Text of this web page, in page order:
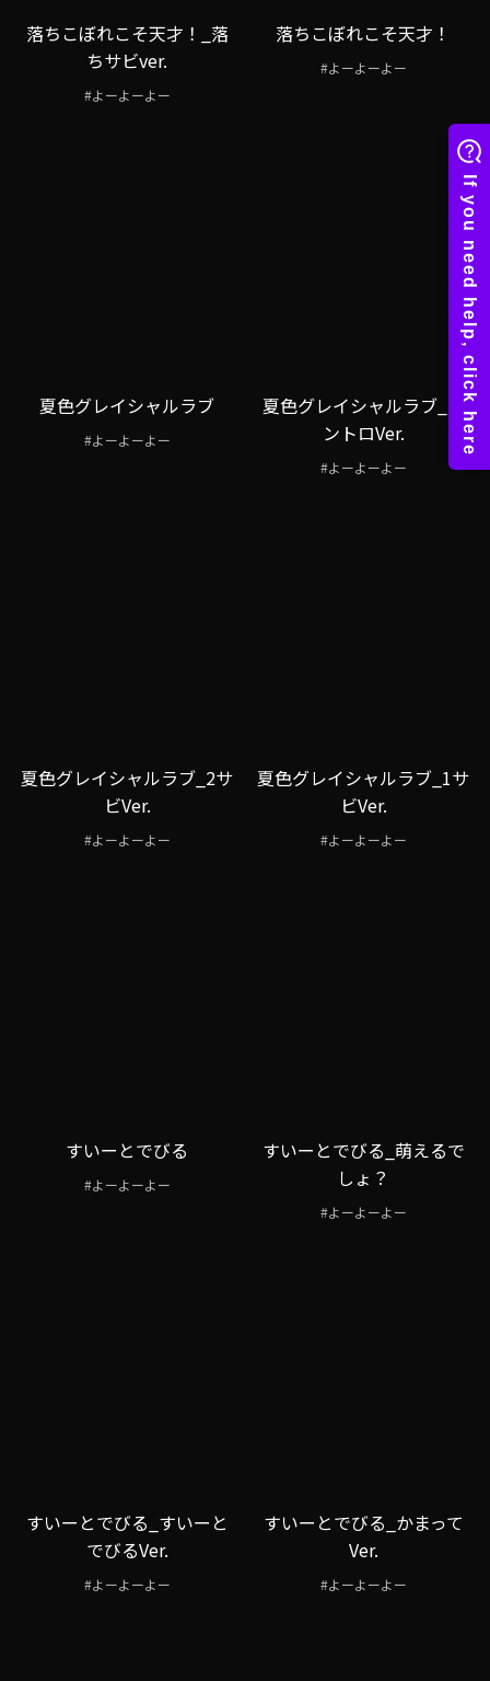
落ちこぼれこそ天才！_落
ちサビver.
#よーよーよー
落ちこぼれこそ天才！
#よーよーよー
夏色グレイシャルラブ
#よーよーよー
夏色グレイシャルラブ_イ
ントロVer.
#よーよーよー
夏色グレイシャルラブ_2サ
ビVer.
#よーよーよー
夏色グレイシャルラブ_1サ
ビVer.
#よーよーよー
すいーとでびる
#よーよーよー
すいーとでびる_萌えるで
しょ？
#よーよーよー
すいーとでびる_すいーと
でびるVer.
#よーよーよー
すいーとでびる_かまって
Ver.
#よーよーよー